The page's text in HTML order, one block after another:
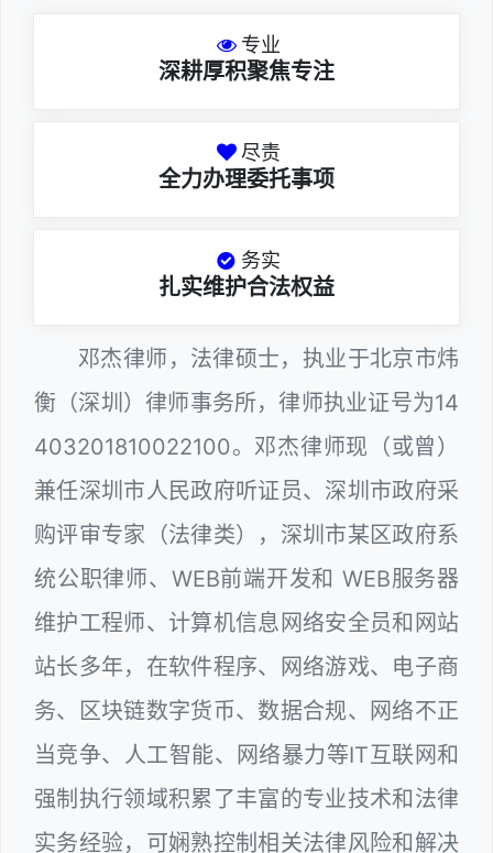
专业
深耕厚积聚焦专注
尽责
全力办理委托事项
务实
扎实维护合法权益
邓杰律师，法律硕士，执业于北京市炜
衡（深圳）律师事务所，律师执业证号为14
403201810022100。邓杰律师现（或曾）
兼任深圳市人民政府听证员、深圳市政府采
购评审专家（法律类），深圳市某区政府系
统公职律师、WEB前端开发和 WEB服务器
维护工程师、计算机信息网络安全员和网站
站长多年，在软件程序、网络游戏、电子商
务、区块链数字货币、数据合规、网络不正
当竞争、人工智能、网络暴力等IT互联网和
强制执行领域积累了丰富的专业技术和法律
实务经验，可娴熟控制相关法律风险和解决